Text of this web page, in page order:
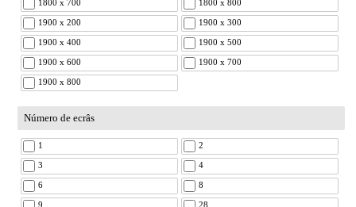
1800 x 700 1800 x 800
1900 x 200 1900 x 300
1900 x 400 1900 x 500
1900 x 600 1900 x 700
1900 x 800
Número de ecrâs
1 2
3 4
6 8
9 28